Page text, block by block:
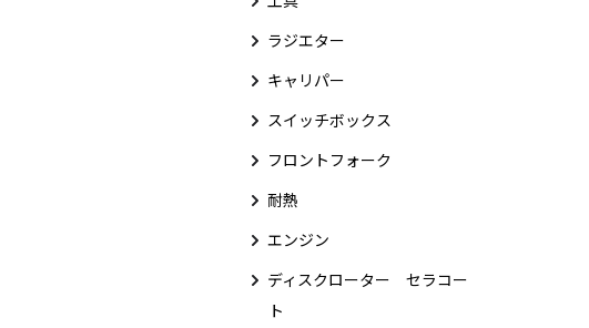
ラジエター
キャリパー
スイッチボックス
フロントフォーク
耐熱
エンジン
ディスクローター セラコー
ト